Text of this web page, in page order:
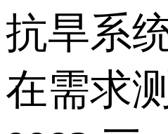
抗旱系
在需求